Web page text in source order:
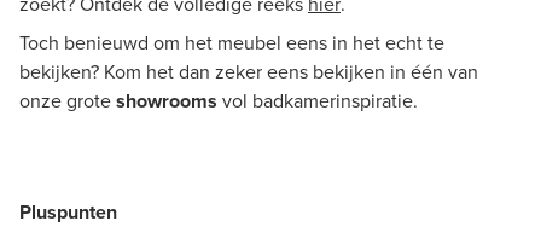
Toch benieuwd om het meubel eens in het echt te
bekijken? Kom het dan zeker eens bekijken in één van
onze groteshowrooms vol badkamerinspiratie.
Pluspunten